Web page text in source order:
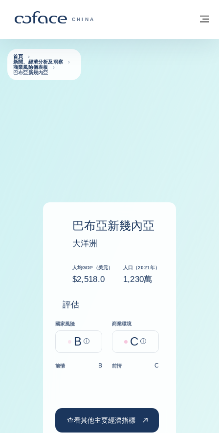
科法斯：攜手共創安全貿易 - 首頁
CHINA
返回首頁
首頁
新聞、經濟分析及洞察
商業風險儀表板
巴布亞新幾內亞
巴布亞新幾內亞
大洋洲
人均GDP（美元）
$2,518.0
人口（2021年）
1,230萬
評估
國家風險
B Help
商業環境
C Help
前情 B 前情 C
查看其他主要經濟指標